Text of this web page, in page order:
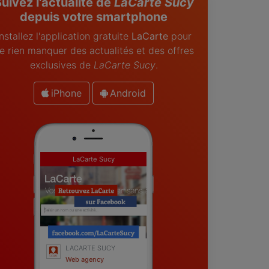
depuis votre smartphone
l'application gratuite LaCartepour
rien manquer des actualités et des offres
exclusives de LaCarte Sucy.
iPhone Android
LaCarte Sucy
LACARTE SUCY
Web agency